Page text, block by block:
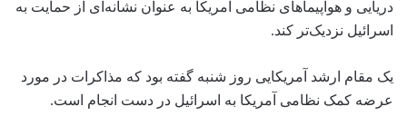
دریایی و هواپیماهای نظامی آمریکا به عنوان نشانه‌ای از حمایت به
اسرائیل نزدیک‌تر کند.
یک مقام ارشد آمریکایی روز شنبه گفته بود که مذاکرات در مورد
عرضه کمک نظامی آمریکا به اسرائیل در دست انجام است.